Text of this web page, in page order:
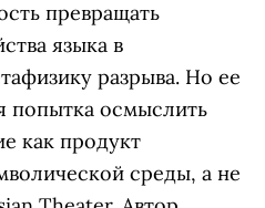
превращать
языка в
разрыва. Но ее
попытка осмыслить
как продукт
среды, а не